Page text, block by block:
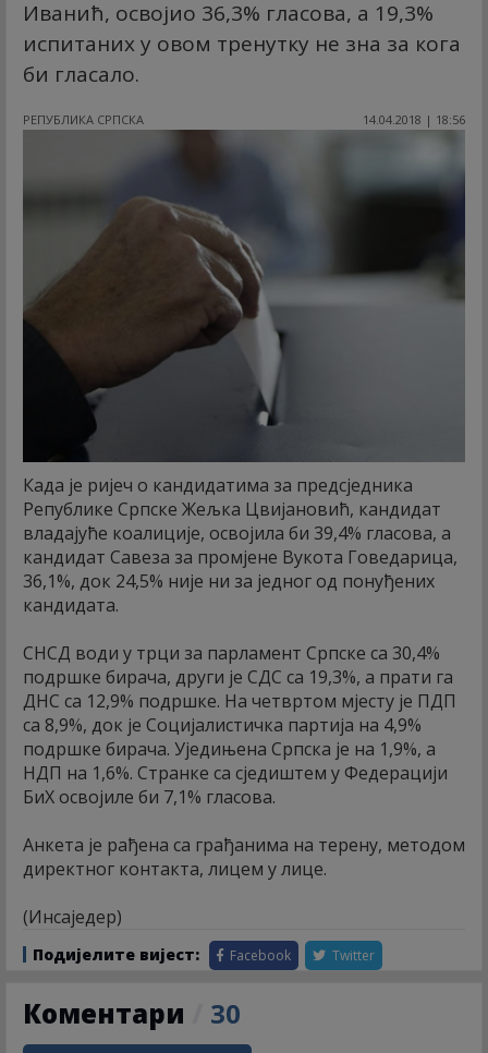
Иванић, освојио 36,3% гласова, а 19,3%
испитаних у овом тренутку не зна за кога
би гласало.
РЕПУБЛИКА СРПСКА 14.04.2018 | 18:56
Када је ријеч о кандидатима за предсједника
Републике Српске Жељка Цвијановић, кандидат
владајуће коалиције, освојила би 39,4% гласова, а
кандидат Савеза за промјене Вукота Говедарица,
36,1%, док 24,5% није ни за једног од понуђених
кандидата.
СНСД води у трци за парламент Српске са 30,4%
подршке бирача, други је СДС са 19,3%, а прати га
ДНС са 12,9% подршке. На четвртом мјесту је ПДП
са 8,9%, док је Социјалистичка партија на 4,9%
подршке бирача. Уједињена Српска је на 1,9%, а
НДП на 1,6%. Странке са сједиштем у Федерацији
БиХ освојиле би 7,1% гласова.
Анкета је рађена са грађанима на терену, методом
директног контакта, лицем у лице.
(Инсаједер)
Подијелите вијест: Facebook Twitter
Коментари 30